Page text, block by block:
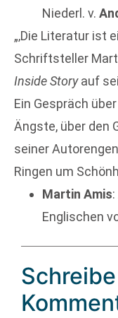
Niederl. v.
„‚Die Literatur ist
Schriftsteller
Inside Storyauf
Ein Gespräch
Ängste, über den
seiner
Ringen um
Martin Amis:
Englischen